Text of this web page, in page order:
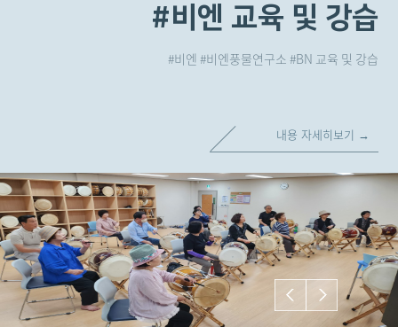
#고성
#비엔 #비엔풍물연구소 #BN
내용 자세히보기 →
#진도북놀이
#비엔 #비엔풍물연구소 #BN
내용 자세히보기 →
#비엔 교육 및 강습
#비엔 #비엔풍물연구소 #BN 교육 및 강습
내용 자세히보기 →
#비엔기접놀이
#비엔 #비엔풍물연구소 #BN기접놀이
내용 자세히보기 →